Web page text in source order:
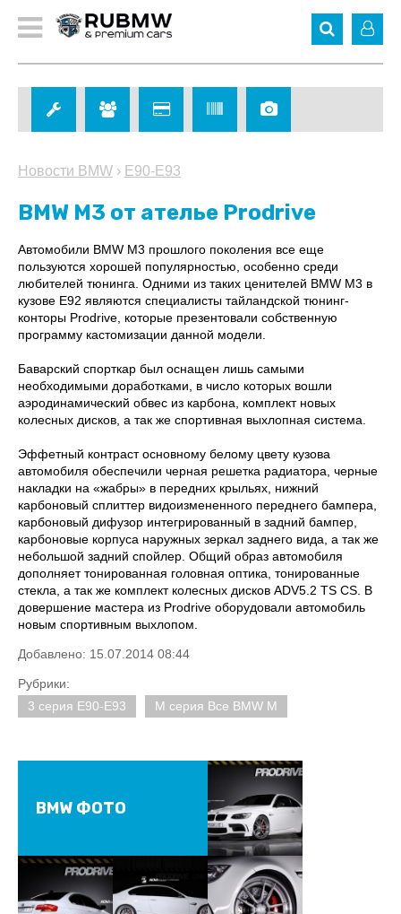
Новости BMW › E90-E93
BMW M3 от ателье Prodrive
Автомобили BMW M3 прошлого поколения все еще
пользуются хорошей популярностью, особенно среди
любителей тюнинга. Одними из таких ценителей BMW M3 в
кузове Е92 являются специалисты тайландской тюнинг-
конторы Prodrive, которые презентовали собственную
программу кастомизации данной модели.
Баварский спорткар был оснащен лишь самыми
необходимыми доработками, в число которых вошли
аэродинамический обвес из карбона, комплект новых
колесных дисков, а так же спортивная выхлопная система.
Эффетный контраст основному белому цвету кузова
автомобиля обеспечили черная решетка радиатора, черные
накладки на «жабры» в передних крыльях, нижний
карбоновый сплиттер видоизмененного переднего бампера,
карбоновый дифузор интегрированный в задний бампер,
карбоновые корпуса наружных зеркал заднего вида, а так же
небольшой задний спойлер. Общий образ автомобиля
дополняет тонированная головная оптика, тонированные
стекла, а так же комплект колесных дисков ADV5.2 TS CS. В
довершение мастера из Prodrive оборудовали автомобиль
новым спортивным выхлопом.
Добавлено: 15.07.2014 08:44
Рубрики:
3 серия E90-E93
M серия Все BMW M
BMW ФОТО